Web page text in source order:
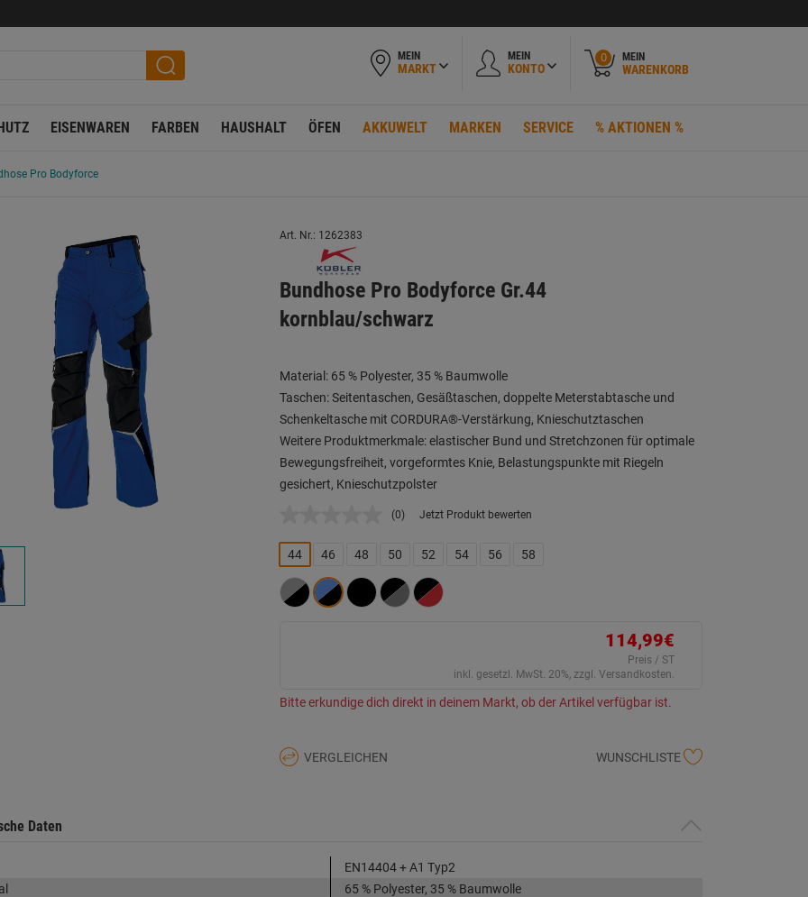
MEIN
MARKT
MEIN
KONTO
0 MEIN
WARENKORB
EISENWAREN FARBEN HAUSHALT ÖFEN AKKUWELT MARKEN SERVICE % AKTIONEN %
Pro Bodyforce
Art. Nr.: 1262383
Bundhose Pro Bodyforce Gr.44
kornblau/schwarz
Material: 65 % Polyester, 35 % Baumwolle
Taschen: Seitentaschen, Gesäßtaschen, doppelte Meterstabtasche und
Schenkeltasche mit CORDURA®-Verstärkung, Knieschutztaschen
Weitere Produktmerkmale: elastischer Bund und Stretchzonen für optimale
Bewegungsfreiheit, vorgeformtes Knie, Belastungspunkte mit Riegeln
gesichert, Knieschutzpolster
Kein
Link
auf
derselben
Seite.
(0) Jetzt Produkt bewerten
44 46 48 50 52 54 56 58
114,99€
Preis / ST
inkl. gesetzl. MwSt. 20%, zzgl. Versandkosten.
Bitte erkundige dich direkt in deinem Markt, ob der Artikel verfügbar ist.
VERGLEICHEN WUNSCHLISTE
Daten
EN14404 + A1 Typ2
65 % Polyester, 35 % Baumwolle